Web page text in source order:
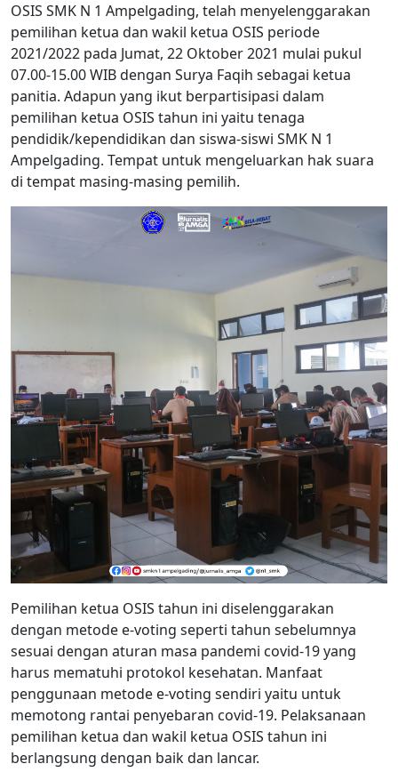
OSIS SMK N 1 Ampelgading, telah menyelenggarakan
pemilihan ketua dan wakil ketua OSIS periode
2021/2022 pada Jumat, 22 Oktober 2021 mulai pukul
07.00-15.00 WIB dengan Surya Faqih sebagai ketua
panitia. Adapun yang ikut berpartisipasi dalam
pemilihan ketua OSIS tahun ini yaitu tenaga
pendidik/kependidikan dan siswa-siswi SMK N 1
Ampelgading. Tempat untuk mengeluarkan hak suara
di tempat masing-masing pemilih.
Pemilihan ketua OSIS tahun ini diselenggarakan
dengan metode e-voting seperti tahun sebelumnya
sesuai dengan aturan masa pandemi covid-19 yang
harus mematuhi protokol kesehatan. Manfaat
penggunaan metode e-voting sendiri yaitu untuk
memotong rantai penyebaran covid-19. Pelaksanaan
pemilihan ketua dan wakil ketua OSIS tahun ini
berlangsung dengan baik dan lancar.